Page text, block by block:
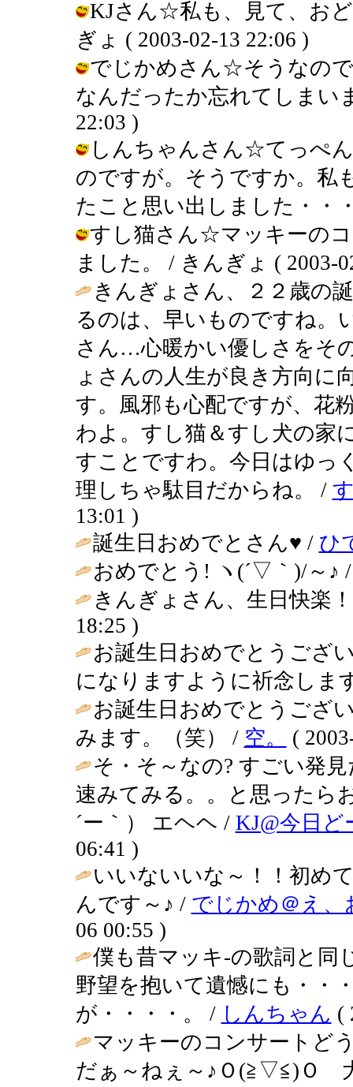
KJさん☆私も、見て、お
ぎょ ( 2003-02-13 22:06 )
でじかめさん☆そうなの
なんだったか忘れてしまい
22:03 )
しんちゃんさん☆てっぺ
のですが。そうですか。私
たこと思い出しました・・
すし猫さん☆マッキーの
ました。 / きんぎょ ( 2003-
きんぎょさん、２２歳の
るのは、早いものですね。
さん…心暖かい優しさをそ
ょさんの人生が良き方向に
す。風邪も心配ですが、花
わよ。すし猫＆すし犬の家
すことですわ。今日はゆっ
理しちゃ駄目だからね。 /
13:01 )
誕生日おめでとさん♥ / ひ
おめでとう! ヽ(´▽｀)/～♪
きんぎょさん、生日快楽
18:25 )
お誕生日おめでとうござ
になりますように祈念しま
お誕生日おめでとうござ
みます。（笑） / 空。
(
そ・そ～なの? すごい発
速みてみる。。と思ったら
´ー｀） エヘヘ / KJ@今日ど
06:41 )
いいないいな～！！初め
んです～♪ / でじかめ＠え
06 00:55 )
僕も昔マッキ-の歌詞と同
野望を抱いて遺憾にも・・
が・・・・。 / しんちゃん (
マッキーのコンサートど
だぁ～ねぇ～♪Ｏ(≧▽≦)Ｏ